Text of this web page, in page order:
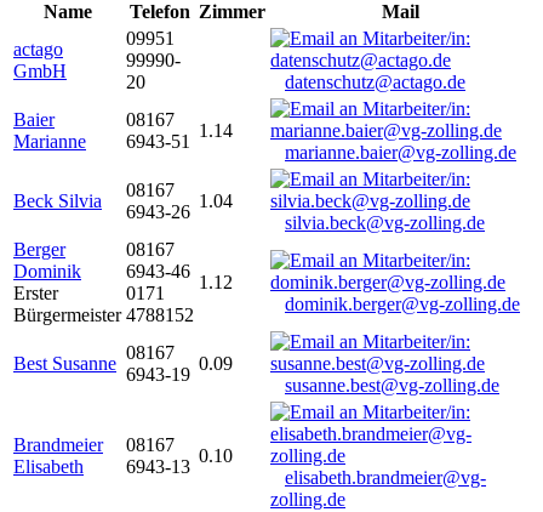
Name
Telefon Zimmer
Mail
actago
GmbH
09951
99990-
20
datenschutz@actago.de
Baier
Marianne
08167
6943-51
1.14
marianne.baier@vg-zolling.de
Beck Silvia
08167
6943-26
1.04
silvia.beck@vg-zolling.de
Berger
Dominik
Erster
Bürgermeister
08167
6943-46
0171
4788152
1.12
dominik.berger@vg-zolling.de
Best Susanne
08167
6943-19
0.09
susanne.best@vg-zolling.de
Brandmeier
Elisabeth
08167
6943-13
0.10
elisabeth.brandmeier@vg-
zolling.de